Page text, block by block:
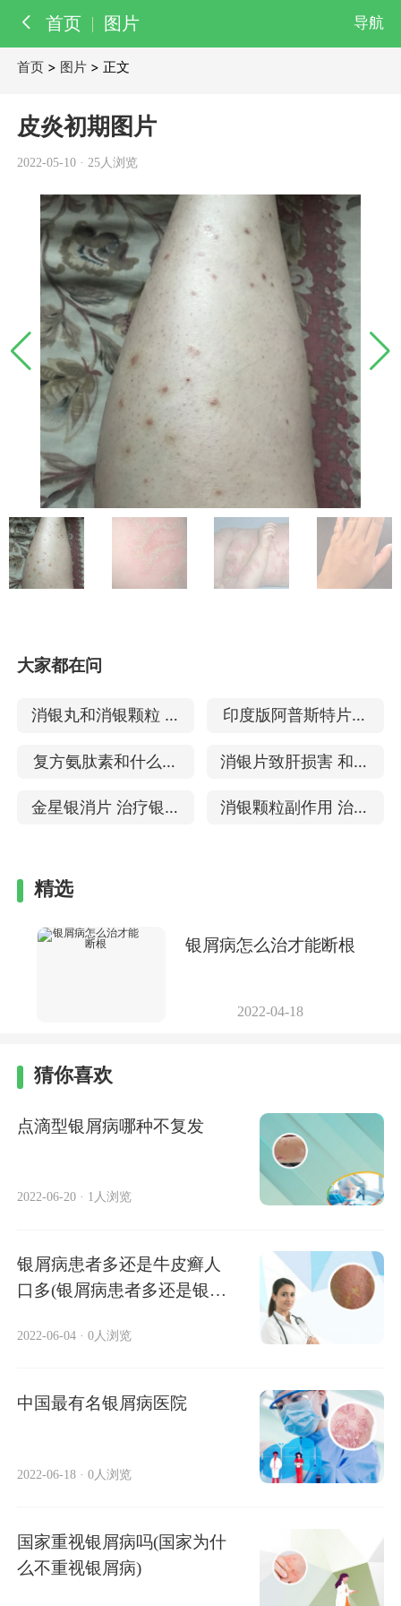
首页 图片 导航
首页 > 图片 > 正文
皮炎初期图片
2022-05-10 · 25人浏览
大家都在问
消银丸和消银颗粒 儿
童银屑病能用吗
印度版阿普斯特片怎
么服用 治疗银屑病效
复方氨肽素和什么吃
最好 治疗银屑病的效
消银片致肝损害 和阿
维a哪个治疗银屑病好
金星银消片 治疗银屑
消银颗粒副作用 治银
精选
银屑病怎么治才能断根
2022-04-18
猜你喜欢
点滴型银屑病哪种不复发
2022-06-20 · 1人浏览
银屑病患者多还是牛皮癣人
口多(银屑病患者多还是银屑
2022-06-04 · 0人浏览
中国最有名银屑病医院
2022-06-18 · 0人浏览
国家重视银屑病吗(国家为什
么不重视银屑病)